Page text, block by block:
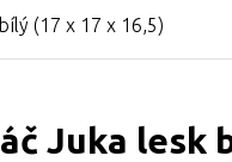
(17 x 17 x 16,5)
Juka lesk